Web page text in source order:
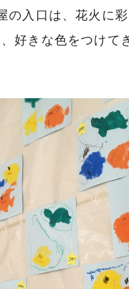
の入口は、花火に
好きな色をつけて